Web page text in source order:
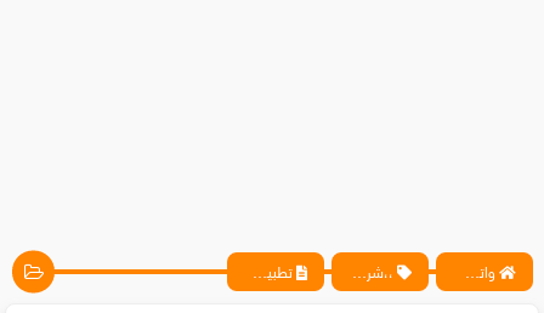
واتس آب ، فيسبوك ، أنترنت ، شروحات تقنية حصرية - المحترف ،،شروحات، تطبيق أندرويد جديد و رائع لمعرفة الطقس يمميزات رهيبة لن تجدها في تطبيق أخر غيره